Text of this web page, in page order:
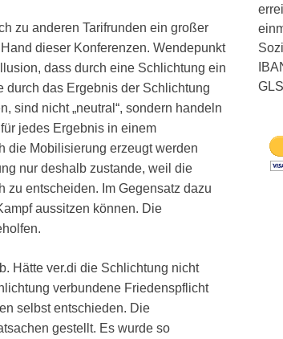
zu anderen Tarifrunden ein großer
dieser Konferenzen. Wendepunkt
dass durch eine Schlichtung ein
durch das Ergebnis der Schlichtung
sind nicht „neutral“, sondern handeln
jedes Ergebnis in einem
die Mobilisierung erzeugt werden
nur deshalb zustande, weil die
zu entscheiden. Im Gegensatz dazu
aussitzen können. Die
Hätte ver.di die Schlichtung nicht
verbundene Friedenspflicht
selbst entschieden. Die
gestellt. Es wurde so